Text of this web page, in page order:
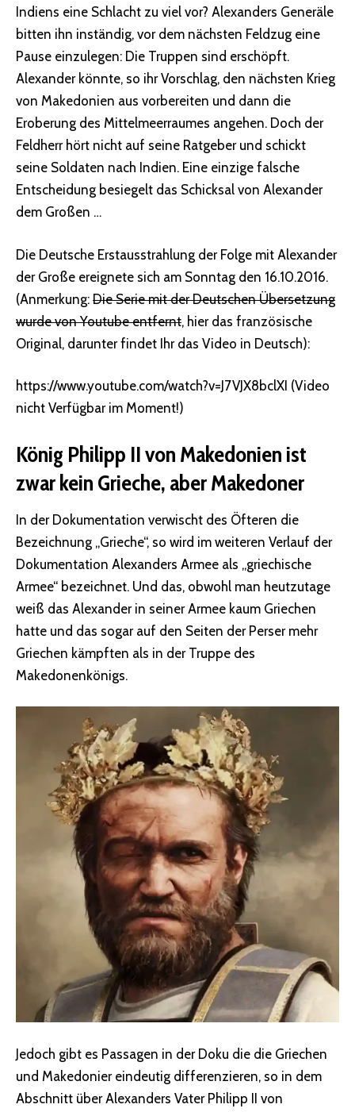
Indiens eine Schlacht zu viel vor? Alexanders Generäle
bitten ihn inständig, vor dem nächsten Feldzug eine
Pause einzulegen: Die Truppen sind erschöpft.
Alexander könnte, so ihr Vorschlag, den nächsten Krieg
von Makedonien aus vorbereiten und dann die
Eroberung des Mittelmeerraumes angehen. Doch der
Feldherr hört nicht auf seine Ratgeber und schickt
seine Soldaten nach Indien. Eine einzige falsche
Entscheidung besiegelt das Schicksal von Alexander
dem Großen …
Die Deutsche Erstausstrahlung der Folge mit Alexander
der Große ereignete sich am Sonntag den 16.10.2016.
(Anmerkung: Die Serie mit der Deutschen Übersetzung
wurde von Youtube entfernt, hier das französische
Original, darunter findet Ihr das Video in Deutsch):
https://www.youtube.com/watch?v=J7VJX8bclXI (Video
nicht Verfügbar im Moment!)
König Philipp II von Makedonien ist
zwar kein Grieche, aber Makedoner
In der Dokumentation verwischt des Öfteren die
Bezeichnung „Grieche“, so wird im weiteren Verlauf der
Dokumentation Alexanders Armee als „griechische
Armee“ bezeichnet. Und das, obwohl man heutzutage
weiß das Alexander in seiner Armee kaum Griechen
hatte und das sogar auf den Seiten der Perser mehr
Griechen kämpften als in der Truppe des
Makedonenkönigs.
Jedoch gibt es Passagen in der Doku die die Griechen
und Makedonier eindeutig differenzieren, so in dem
Abschnitt über Alexanders Vater Philipp II von